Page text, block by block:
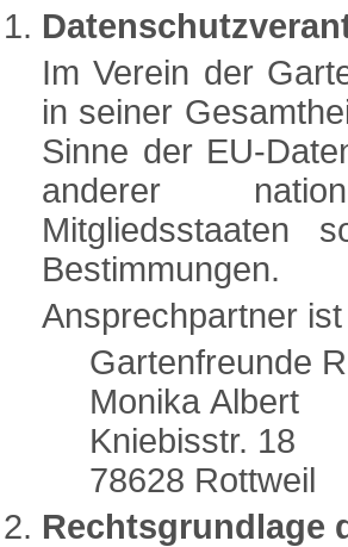
Im Verein der
in seiner
Sinne der EU-
anderer
Mitgliedsstaaten
Bestimmungen.
Ansprechpartner
Gartenfreunde
Monika Albert
Kniebisstr. 18
78628 Rottweil
Rechtsgrundlage